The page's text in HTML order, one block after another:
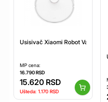
Usisivač Xiaomi Robot Vacuum
MP cena:
16.790RSD
15.620 RSD
Ušteda: 1.170 RSD